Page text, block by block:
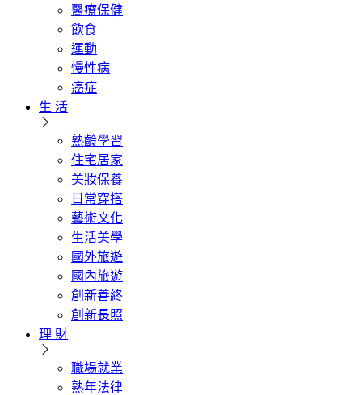
醫療保健
飲食
運動
慢性病
癌症
生 活
熟齡學習
住宅居家
美妝保養
日常穿搭
藝術文化
生活美學
國外旅遊
國內旅遊
創新善終
創新長照
理 財
職場就業
熟年法律